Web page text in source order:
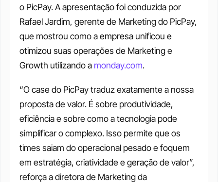
o PicPay. A apresentação foi conduzida por
Rafael Jardim, gerente de Marketing do PicPay,
que mostrou como a empresa unificou e
otimizou suas operações de Marketing e
Growth utilizando a monday.com.
“O case do PicPay traduz exatamente a nossa
proposta de valor. É sobre produtividade,
eficiência e sobre como a tecnologia pode
simplificar o complexo. Isso permite que os
times saiam do operacional pesado e foquem
em estratégia, criatividade e geração de valor”,